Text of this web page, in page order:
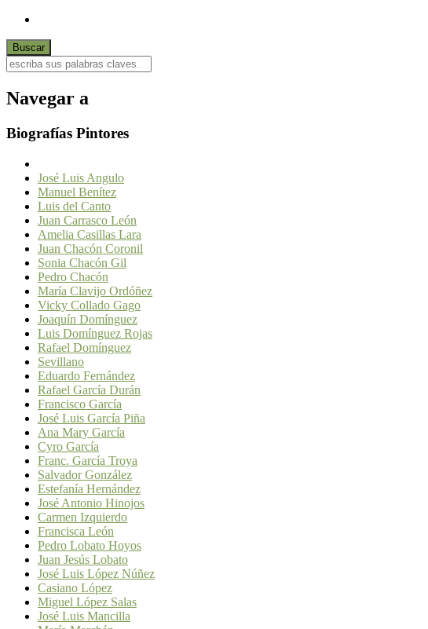
Navegar a
Biografías Pintores
José Luis Angulo
Manuel Benítez
Luis del Canto
Juan Carrasco León
Amelia Casillas Lara
Juan Chacón Coronil
Sonia Chacón Gil
Pedro Chacón
María Clavijo Ordóñez
Vicky Collado Gago
Joaquín Domínguez
Luis Domínguez Rojas
Rafael Domínguez
Sevillano
Eduardo Fernández
Rafael García Durán
Francisco García
José Luis García Piña
Ana Mary García
Cyro García
Franc. García Troya
Salvador González
Estefanía Hernández
José Antonio Hinojos
Carmen Izquierdo
Francisca León
Pedro Lobato Hoyos
Juan Jesús Lobato
José Luis López Núñez
Casiano López
Miguel López Salas
José Luis Mancilla